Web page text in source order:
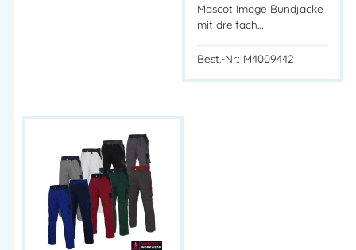
Mascot Image Bundjacke
mit dreifach…
Best.-Nr.: M4009442